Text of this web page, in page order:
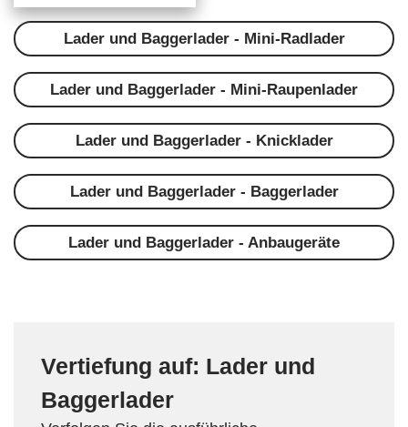
Lader und Baggerlader - Mini-Radlader
Lader und Baggerlader - Mini-Raupenlader
Lader und Baggerlader - Knicklader
Lader und Baggerlader - Baggerlader
Lader und Baggerlader - Anbaugeräte
Vertiefung auf: Lader und
Baggerlader